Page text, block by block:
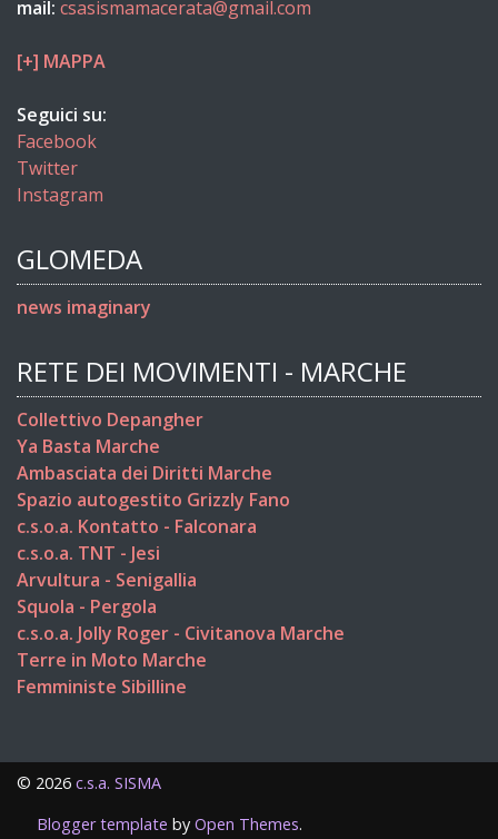
mail: csasismamacerata@gmail.com
[+] MAPPA
Seguici su:
Facebook
Twitter
Instagram
GLOMEDA
news imaginary
RETE DEI MOVIMENTI - MARCHE
Collettivo Depangher
Ya Basta Marche
Ambasciata dei Diritti Marche
Spazio autogestito Grizzly Fano
c.s.o.a. Kontatto - Falconara
c.s.o.a. TNT - Jesi
Arvultura - Senigallia
Squola - Pergola
c.s.o.a. Jolly Roger - Civitanova Marche
Terre in Moto Marche
Femministe Sibilline
© 2026 c.s.a. SISMA
Blogger template by Open Themes.